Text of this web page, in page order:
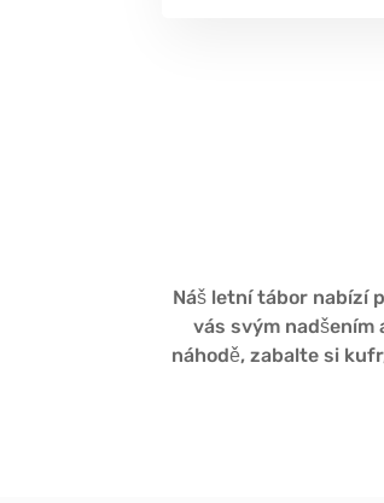
Náš letní tábor nabízí
vás svým nadšením
náhodě, zabalte si